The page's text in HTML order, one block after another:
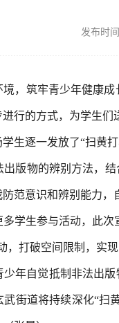
发布时
，筑牢青少年健康
行的方式，为学生们
生逐一发放了“扫黄
版物的辨别方法，
范意识和辨别能力，
学生参与活动，此
，打破空间限制，实
年自觉抵制非法出
街道将持续深化“